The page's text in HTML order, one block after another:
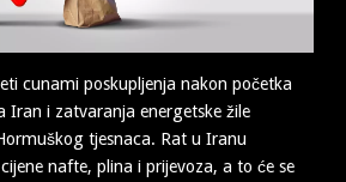
cunami poskupljenja nakon početka
Iran i zatvaranja energetske žile
tjesnaca. Rat u Iranu
nafte, plina i prijevoza, a to će se